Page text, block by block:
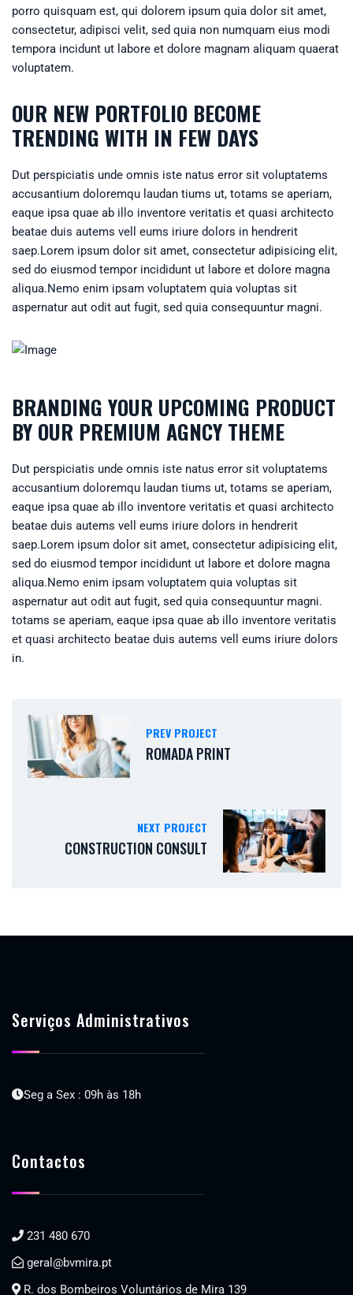
porro quisquam est, qui dolorem ipsum quia dolor sit amet,
consectetur, adipisci velit, sed quia non numquam eius modi
tempora incidunt ut labore et dolore magnam aliquam quaerat
voluptatem.
OUR NEW PORTFOLIO BECOME
TRENDING WITH IN FEW DAYS
Dut perspiciatis unde omnis iste natus error sit voluptatems
accusantium doloremqu laudan tiums ut, totams se aperiam,
eaque ipsa quae ab illo inventore veritatis et quasi architecto
beatae duis autems vell eums iriure dolors in hendrerit
saep.Lorem ipsum dolor sit amet, consectetur adipisicing elit,
sed do eiusmod tempor incididunt ut labore et dolore magna
aliqua.Nemo enim ipsam voluptatem quia voluptas sit
aspernatur aut odit aut fugit, sed quia consequuntur magni.
BRANDING YOUR UPCOMING PRODUCT
BY OUR PREMIUM AGNCY THEME
Dut perspiciatis unde omnis iste natus error sit voluptatems
accusantium doloremqu laudan tiums ut, totams se aperiam,
eaque ipsa quae ab illo inventore veritatis et quasi architecto
beatae duis autems vell eums iriure dolors in hendrerit
saep.Lorem ipsum dolor sit amet, consectetur adipisicing elit,
sed do eiusmod tempor incididunt ut labore et dolore magna
aliqua.Nemo enim ipsam voluptatem quia voluptas sit
aspernatur aut odit aut fugit, sed quia consequuntur magni.
totams se aperiam, eaque ipsa quae ab illo inventore veritatis
et quasi architecto beatae duis autems vell eums iriure dolors
in.
PREV PROJECT
ROMADA PRINT
NEXT PROJECT
CONSTRUCTION CONSULT
Serviços Administrativos
Seg a Sex : 09h às 18h
Contactos
231 480 670
geral@bvmira.pt
R. dos Bombeiros Voluntários de Mira 139